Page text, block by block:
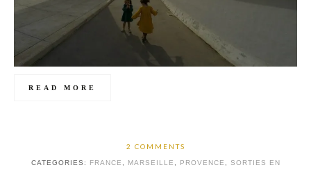
READ MORE
2 COMMENTS
CATEGORIES: FRANCE MARSEILLE PROVENCE
SORTIES EN